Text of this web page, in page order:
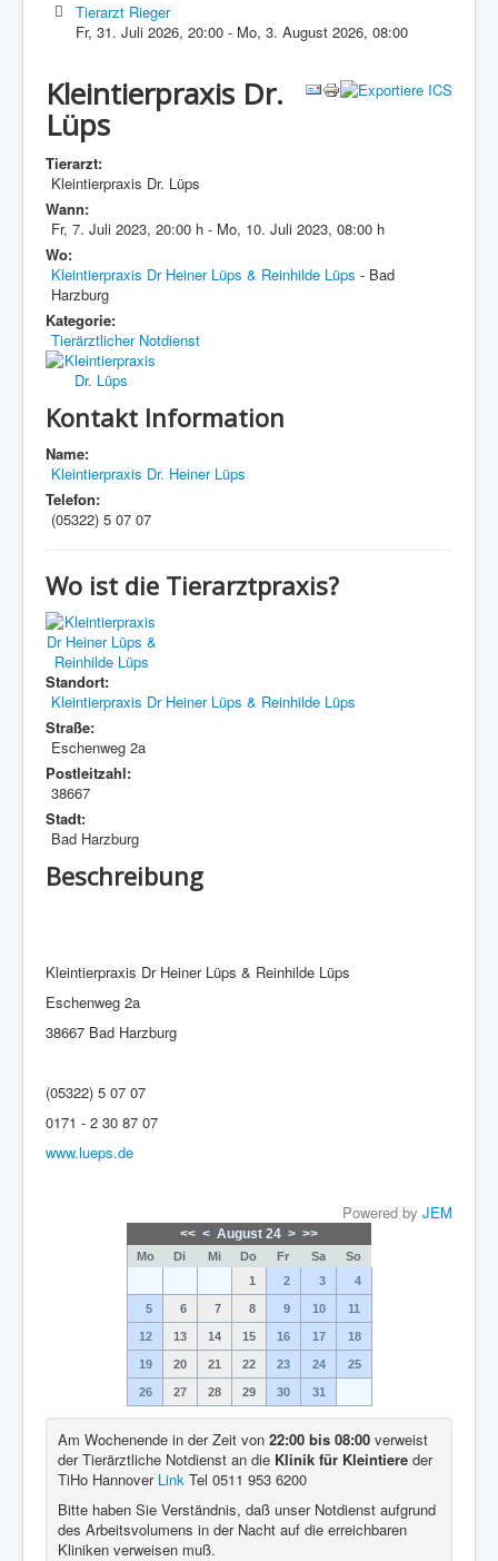
Tierarzt Rieger
Fr, 31. Juli 2026,20:00 - Mo, 3. August 2026,08:00
Kleintierpraxis Dr.
Lüps
Tierarzt:
Kleintierpraxis Dr. Lüps
Wann:
Fr, 7. Juli 2023, 20:00 h - Mo, 10. Juli 2023, 08:00 h
Wo:
Kleintierpraxis Dr Heiner Lüps & Reinhilde Lüps - Bad
Harzburg
Kategorie:
Tierärztlicher Notdienst
Kontakt Information
Name:
Kleintierpraxis Dr. Heiner Lüps
Telefon:
(05322) 5 07 07
Wo ist die Tierarztpraxis?
Standort:
Kleintierpraxis Dr Heiner Lüps & Reinhilde Lüps
Straße:
Eschenweg 2a
Postleitzahl:
38667
Stadt:
Bad Harzburg
Beschreibung
Kleintierpraxis Dr Heiner Lüps & Reinhilde Lüps
Eschenweg 2a
38667 Bad Harzburg
(05322) 5 07 07
0171 - 2 30 87 07
www.lueps.de
Powered by JEM
<< < August 24 > >>
Mo Di Mi Do Fr Sa
So
1
2 3 4
5 6 7 8 9 10 11
12 13 14 15 16 17 18
19 20 21 22 23 24 25
26 27 28 29 30 31
Am Wochenende in der Zeit von 22:00 bis 08:00 verweist
der Tierärztliche Notdienst an die Klinik für Kleintiere der
TiHo Hannover Link Tel 0511 953 6200
Bitte haben Sie Verständnis, daß unser Notdienst aufgrund
des Arbeitsvolumens in der Nacht auf die erreichbaren
Kliniken verweisen muß.